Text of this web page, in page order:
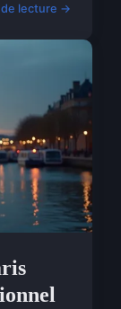
de lecture →